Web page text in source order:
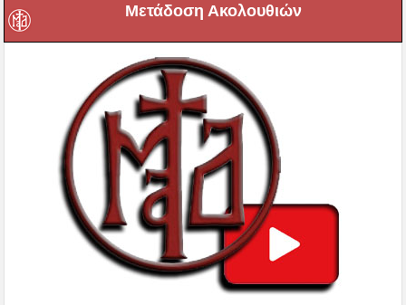
Μετάδοση Ακολουθιών